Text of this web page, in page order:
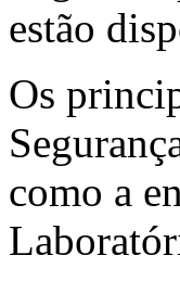
estão
Os
como a